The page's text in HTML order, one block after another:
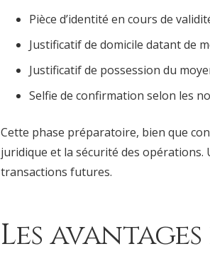
Pièce d’identité en cours de
Justificatif de domicile datant de
Justificatif de possession du
Selfie de confirmation selon les
Cette phase préparatoire, bien que
juridique et la sécurité des
transactions futures.
Les